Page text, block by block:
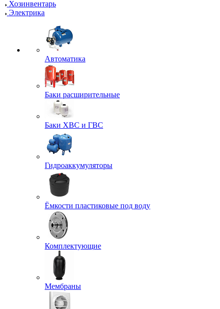
Хозинвентарь
Электрика
Автоматика
Баки расширительные
Баки ХВС и ГВС
Гидроаккумуляторы
Ёмкости пластиковые под воду
Комплектующие
Мембраны